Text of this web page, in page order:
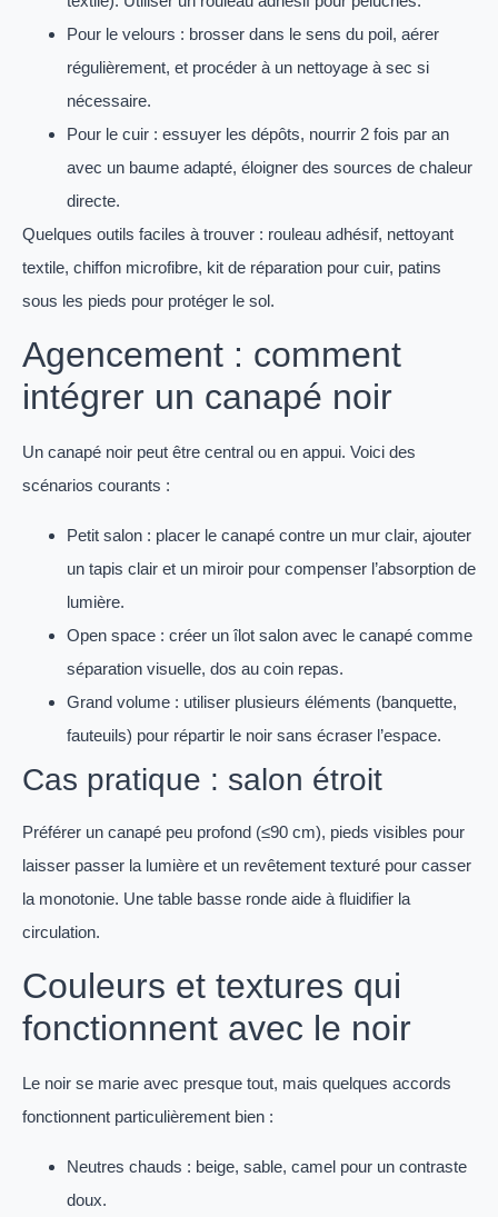
Pour le velours : brosser dans le sens du poil, aérer
régulièrement, et procéder à un nettoyage à sec si
nécessaire.
Pour le cuir : essuyer les dépôts, nourrir 2 fois par an
avec un baume adapté, éloigner des sources de chaleur
directe.
Quelques outils faciles à trouver : rouleau adhésif, nettoyant
textile, chiffon microfibre, kit de réparation pour cuir, patins
sous les pieds pour protéger le sol.
Agencement : comment
intégrer un canapé noir
Un canapé noir peut être central ou en appui. Voici des
scénarios courants :
Petit salon : placer le canapé contre un mur clair, ajouter
un tapis clair et un miroir pour compenser l’absorption de
lumière.
Open space : créer un îlot salon avec le canapé comme
séparation visuelle, dos au coin repas.
Grand volume : utiliser plusieurs éléments (banquette,
fauteuils) pour répartir le noir sans écraser l’espace.
Cas pratique : salon étroit
Préférer un canapé peu profond (≤90 cm), pieds visibles pour
laisser passer la lumière et un revêtement texturé pour casser
la monotonie. Une table basse ronde aide à fluidifier la
circulation.
Couleurs et textures qui
fonctionnent avec le noir
Le noir se marie avec presque tout, mais quelques accords
fonctionnent particulièrement bien :
Neutres chauds : beige, sable, camel pour un contraste
doux.